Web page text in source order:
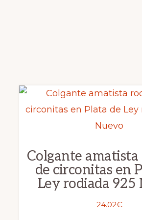
Colgante amatista
de circonitas en
Ley rodiada 925
24.02€